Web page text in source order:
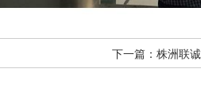
下一篇： 株洲联